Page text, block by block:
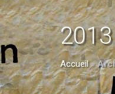
Accueil»